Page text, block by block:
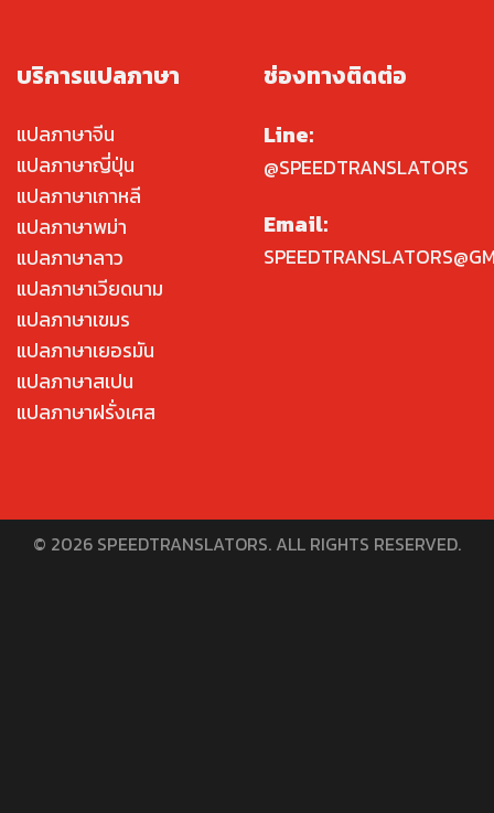
บริการแปลภาษา
แปลภาษาจีน
แปลภาษาญี่ปุ่น
แปลภาษาเกาหลี
แปลภาษาพม่า
แปลภาษาลาว
แปลภาษาเวียดนาม
แปลภาษาเขมร
แปลภาษาเยอรมัน
แปลภาษาสเปน
แปลภาษาฝรั่งเศส
ช่องทางติดต่อ
Line:
@SPEEDTRANSLATORS
Email:
© 2026 SPEEDTRANSLATORS. ALL RIGHTS RESERVED.